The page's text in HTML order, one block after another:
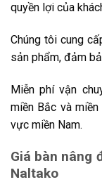
quyền lợi của
Chúng tôi cung
sản phẩm, đảm
Miễn phí vận
miền Bắc và
vực miền Nam.
Giá bàn nâng
Naltako